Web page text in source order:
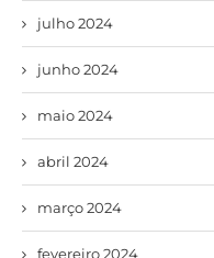
julho 2024
junho 2024
maio 2024
abril 2024
março 2024
fevereiro 2024